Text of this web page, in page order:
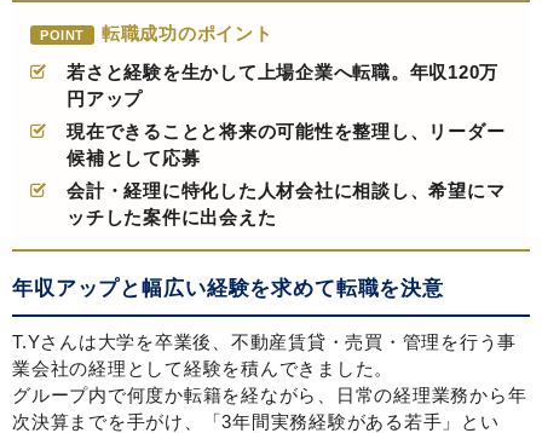
POINT
転職成功のポイント
若さと経験を生かして上場企業へ転職。年収120万
円アップ
現在できることと将来の可能性を整理し、リーダー
候補として応募
会計・経理に特化した人材会社に相談し、希望にマ
ッチした案件に出会えた
年収アップと幅広い経験を求めて転職を決意
T.Yさんは大学を卒業後、不動産賃貸・売買・管理を行う事
業会社の経理として経験を積んできました。
グループ内で何度か転籍を経ながら、日常の経理業務から年
次決算までを手がけ、「3年間実務経験がある若手」とい